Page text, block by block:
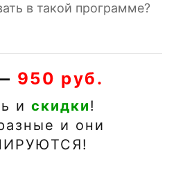
в такой программе?
950 руб.
и скидки!
и они